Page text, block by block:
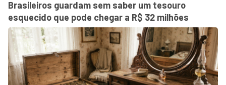
Brasileiros guardam sem saber um tesouro
esquecido que pode chegar a R$ 32 milhões